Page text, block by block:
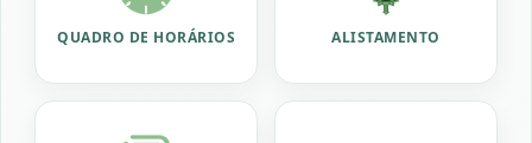
QUADRO DE HORÁRIOS ALISTAMENTO